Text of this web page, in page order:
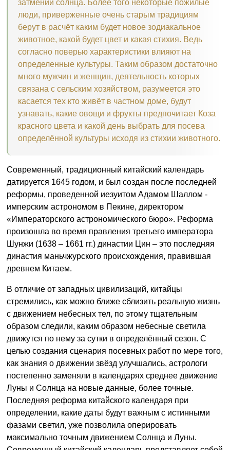
затмений солнца. Более того некоторые пожилые
люди, приверженные очень старым традициям
берут в расчёт каким будет новое зодиакальное
животное, какой будет цвет и какая стихия. Ведь
согласно поверью характеристики влияют на
определенные культуры. Таким образом достаточно
много мужчин и женщин, деятельность которых
связана с сельским хозяйством, разумеется это
касается тех кто живёт в частном доме, будут
узнавать, какие овощи и фрукты предпочитает Коза
красного цвета и какой день выбрать для посева
определённой культуры исходя из стихии животного.
Современный, традиционный китайский календарь
датируется 1645 годом, и был создан после последней
реформы, проведенной иезуитом Адамом Шаллом -
имперским астрономом в Пекине, директором
«Императорского астрономического бюро». Реформа
произошла во время правления третьего императора
Шунжи (1638 – 1661 гг.) династии Цин – это последняя
династия маньчжурского происхождения, правившая
древнем Китаем.
В отличие от западных цивилизаций, китайцы
стремились, как можно ближе сблизить реальную жизнь
с движением небесных тел, по этому тщательным
образом следили, каким образом небесные светила
движутся по нему за сутки в определённый сезон. С
целью создания сценария посевных работ по мере того,
как знания о движении звёзд улучшались, астрологи
постепенно заменяли в календарях среднее движение
Луны и Солнца на новые данные, более точные.
Последняя реформа китайского календаря при
определении, какие даты будут важным с истинными
фазами светил, уже позволила оперировать
максимально точным движением Солнца и Луны.